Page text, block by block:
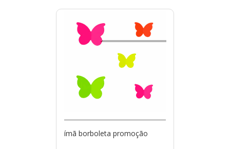
ímã borboleta promoção